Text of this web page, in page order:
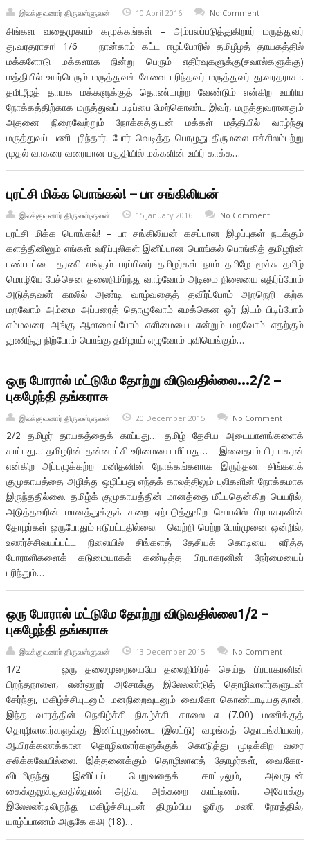
இலக்குவனார் திருவள்ளுவன் 10 April 2016 No Comment
சிங்கள வதைமுகாம் கமுக்கங்கள் – அம்பலப்படுத்துகிறார் மருத்துவர்
து.வரதராசா! 1/6 நான்காம் கட்ட ஈழப்போரில் தமிழீழத் தாயகத்தில்
மக்களோடு மக்களாக நின்று பெரும் எதிர்வுகளுக்கு(சவால்களுக்கு)
மத்தியில் உயர்பெரும் மருத்துவச் சேவை புரிந்தவர் மருத்துவர் து.வரதராசா.
தமிழீழத் தாயக மக்களுக்குத் தொண்டாற்ற வேண்டும் என்கிற உயரிய
நோக்கத்திற்காக மருத்துவப் படிப்பை மேற்கொண்ட இவர், மருத்துவரானதும்
அதனை நிறைவேற்றும் நோக்கத்துடன் மக்கள் மத்தியில் வாழ்ந்து
மருத்துவப் பணி புரிந்தார். போர் வெடித்த பொழுது திருமலை ஈச்சிலம்பற்று
முதல் வாகரை வரையான பகுதியில் மக்களின் உயிர் காக்க…
புரட்சி மிக்க பொங்கல்! – பா சங்கிலியன்
இலக்குவனார் திருவள்ளுவன் 15 January 2016 No Comment
புரட்சி மிக்க பொங்கல்! – பா சங்கிலியன் கசப்பான இழப்புகள் நடக்கும்
களத்தினிலும் எங்கள் வரிப்புலிகள் இனிப்பான பொங்கல் பொங்கித் தமிழரின்
பண்பாட்டை தரணி எங்கும் பரப்பினர் தமிழர்கள் நாம் தமிழே மூச்சு தமிழ்
மொழியே பேச்சென தலைநிமிர்ந்து வாழ்வோம் அடிமை நிலையை எதிர்ப்போம்
அடுத்தவன் காலில் அண்டி வாழ்வதைத் தவிர்ப்போம் அறநெறி கற்க
மறவோம் அம்மை அப்பரைத் தொழுவோம் எமக்கென ஓர் இடம் பிடிப்போம்
எம்மவரை அங்கு ஆளவைப்போம் எளிமையை என்றும் மறவோம் எதற்கும்
துணிந்து நிற்போம் பொங்கு தமிழாய் எழுவோம் புவியெங்கும்…
ஒரு போரால் மட்டுமே தோற்று விடுவதில்லை…2/2 –
புகழேந்தி தங்கராசு
இலக்குவனார் திருவள்ளுவன் 20 December 2015 No Comment
2/2 தமிழர் தாயகத்தைக் காப்பது… தமிழ் தேசிய அடையாளங்களைக்
காப்பது… தமிழரின் தன்னாட்சி உரிமையை மீட்பது… இவைதாம் பிரபாகரன்
என்கிற அப்பழுக்கற்ற மனிதனின் நோக்கங்களாக இருந்தன. சிங்களக்
குமுகாயத்தை அழித்து ஒழிப்பது எந்தக் காலத்திலும் புலிகளின் நோக்கமாக
இருந்ததில்லை. தமிழ்க் குமுகாயத்தின் மானத்தை மீட்பதென்கிற பெயரில்,
அடுத்தவரின் மானத்துக்குக் கறை ஏற்படுத்துகிற செயலில் பிரபாகரனின்
தோழர்கள் ஒருபோதும் ஈடுபட்டதில்லை. வெற்றி பெற்ற போர்முனை ஒன்றில்,
உணர்ச்சிவயப்பட்ட நிலையில் சிங்களத் தேசியக் கொடியை எரித்த
போராளிகளைக் கடுமையாகக் கண்டித்த பிரபாகரனின் நேர்மையைப்
புரிந்தும்…
ஒரு போரால் மட்டுமே தோற்று விடுவதில்லை1/2 –
புகழேந்தி தங்கராசு
இலக்குவனார் திருவள்ளுவன் 13 December 2015 No Comment
1/2 ஒரு தலைமுறையையே தலைநிமிரச் செய்த பிரபாகரனின்
பிறந்தநாளை, எண்ணூர் அசோக்கு இலேலண்டுத் தொழிலாளர்களுடன்
சேர்ந்து, மகிழ்ச்சியுடனும் மனநிறைவுடனும் வை.கோ கொண்டாடியதுதான்,
இந்த வாரத்தின் நெகிழ்ச்சி நிகழ்ச்சி. காலை ௭ (7.00) மணிக்குத்
தொழிலாளர்களுக்கு இனிப்புருண்டை (இலட்டு) வழங்கத் தொடங்கியவர்,
ஆயிரக்கணக்கான தொழிலாளர்களுக்குக் கொடுத்து முடிக்கிற வரை
சலிக்கவேயில்லை. இத்தனைக்கும் தொழிலாளத் தோழர்கள், வை.கோ-
விடமிருந்து இனிப்புப் பெறுவதைக் காட்டிலும், அவருடன்
கைக்குலுக்குவதில்தான் அதிக அக்கறை காட்டினர். அசோக்கு
இலேலண்டிலிருந்து மகிழ்ச்சியுடன் திரும்பிய ஓரிரு மணி நேரத்தில்,
யாழ்ப்பாணம் அருகே ௧௮ (18)…